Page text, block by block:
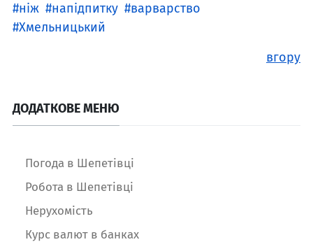
ніж
напідпитку
варварство
Хмельницький
вгору
ДОДАТКОВЕ МЕНЮ
Погода в Шепетівці
Робота в Шепетівці
Нерухомість
Курс валют в банках